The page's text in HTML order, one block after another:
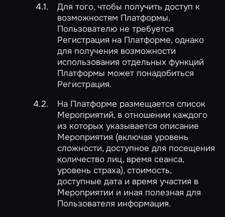
Для того, чтобы получить доступ к
возможностям Платформы,
Пользователю не требуется
Регистрация на Платформе, однако
для получения возможности
использования отдельных функций
Платформы может понадобиться
Регистрация.
На Платформе размещается список
Мероприятий, в отношении каждого
из которых указывается описание
Мероприятия (включая уровень
сложности, доступное для посещения
количество лиц, время сеанса,
уровень страха), стоимость,
доступные дата и время участия в
Мероприятии и иная полезная для
Пользователя информация.